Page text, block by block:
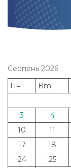
Серпень 2026
Пн
Вт
3
4
10
11
17
18
24
25